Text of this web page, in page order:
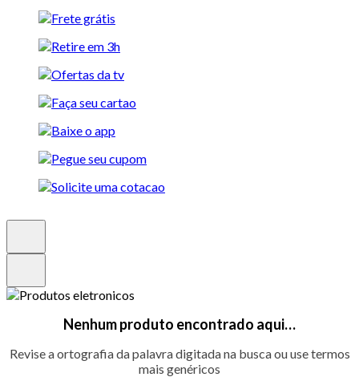
Nenhum produto encontrado aqui…
Revise a ortografia da palavra digitada na busca ou use termos
mais genéricos